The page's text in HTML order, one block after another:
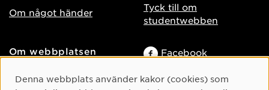
Om något händer
Tyck till om
studentwebben
Om webbplatsen
Behandling av
Facebook
Cookie-samtycke
Denna webbplats använder kakor (cookies) som